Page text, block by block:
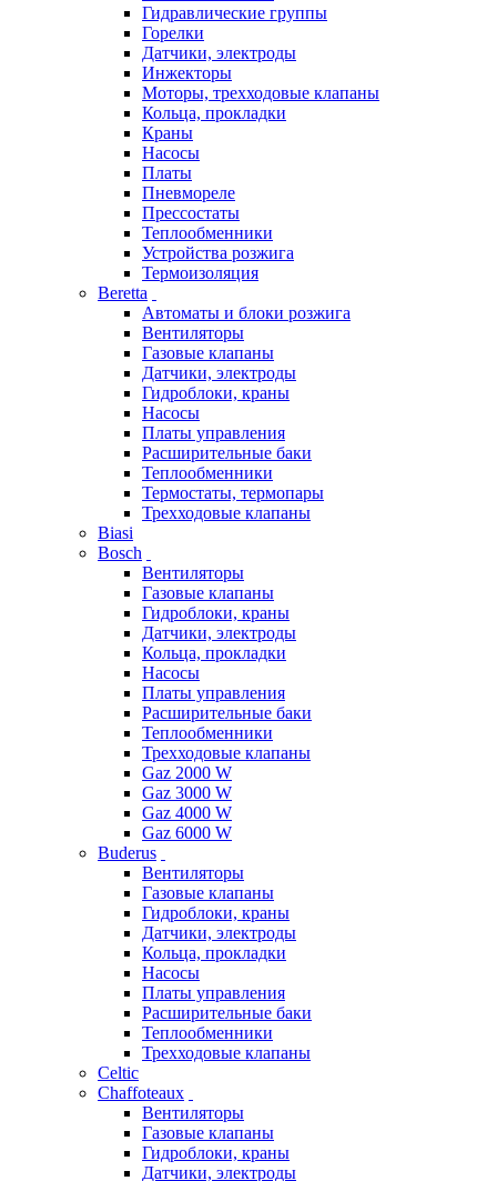
Гидравлические группы
Горелки
Датчики, электроды
Инжекторы
Моторы, трехходовые клапаны
Кольца, прокладки
Краны
Насосы
Платы
Пневмореле
Прессостаты
Теплообменники
Устройства розжига
Термоизоляция
Beretta
Автоматы и блоки розжига
Вентиляторы
Газовые клапаны
Датчики, электроды
Гидроблоки, краны
Насосы
Платы управления
Расширительные баки
Теплообменники
Термостаты, термопары
Трехходовые клапаны
Biasi
Bosch
Вентиляторы
Газовые клапаны
Гидроблоки, краны
Датчики, электроды
Кольца, прокладки
Насосы
Платы управления
Расширительные баки
Теплообменники
Трехходовые клапаны
Gaz 2000 W
Gaz 3000 W
Gaz 4000 W
Gaz 6000 W
Buderus
Вентиляторы
Газовые клапаны
Гидроблоки, краны
Датчики, электроды
Кольца, прокладки
Насосы
Платы управления
Расширительные баки
Теплообменники
Трехходовые клапаны
Celtic
Chaffoteaux
Вентиляторы
Газовые клапаны
Гидроблоки, краны
Датчики, электроды